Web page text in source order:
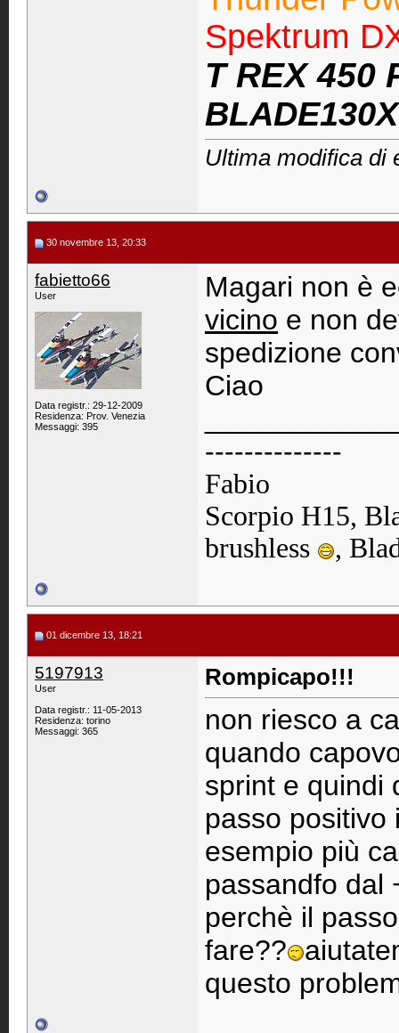
Spektrum
T REX450
Ultima modifica di
30 novembre 13, 20:33
fabietto66
User
Data registr.: 29-12-2009
Residenza: Prov. Venezia
Messaggi: 395
Magari non è
vicino e non
spedizione
Ciao
--------------
Fabio
Scorpio H15,
brushless
,
01 dicembre 13, 18:21
5197913
User
Data registr.: 11-05-2013
Residenza: torino
Messaggi: 365
Rompicapo!!!
non riesco a
quando
sprint e quindi
passo positivo
esempio più
passandfo dal
perchè il
fare??
questo